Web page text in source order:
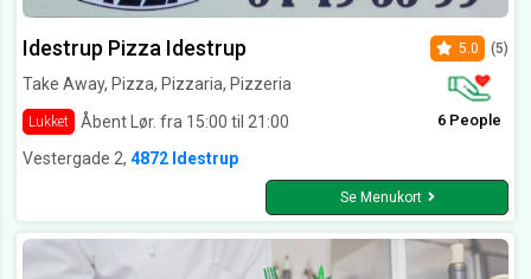
Idestrup Pizza Idestrup
Take Away, Pizza, Pizzaria, Pizzeria
Lukket Åbent Lør. fra 15:00 til 21:00
5.0 (5)
6 People
Vestergade 2, 4872 Idestrup
Se Menukort